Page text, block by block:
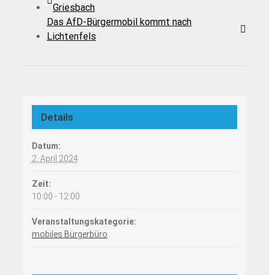
Griesbach
Das AfD-Bürgermobil kommt nach
Lichtenfels
Details
Datum:
2. April 2024
Zeit:
10:00 - 12:00
Veranstaltungskategorie:
mobiles Bürgerbüro